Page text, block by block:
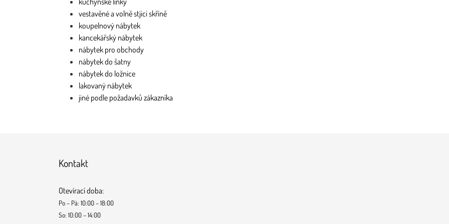
vestavěné a volně stjici skříně
koupelnový nábytek
kancekářský nábytek
nábytek pro obchody
nábytek do šatny
nábytek do ložnice
lakovaný nábytek
jiné podle požadavků zákazníka
Kontakt
Otevírací doba:
Po – Pá: 10:00 – 18:00
So: 10:00 – 14:00